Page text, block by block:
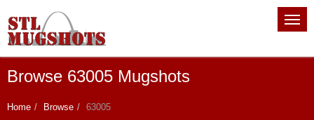
Browse 63005 Mugshots
Home Browse 63005